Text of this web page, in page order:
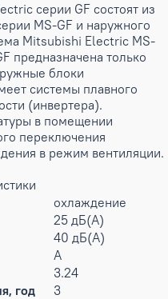
серии GF состоят из
MS-GF и наружного
Mitsubishi Electric MS-
предназначена только
блоки
системы плавного
(инвертера).
в помещении
переключения
в режим вентиляции.
охлаждение
25 дБ(А)
40 дБ(А)
A
3.24
год
3